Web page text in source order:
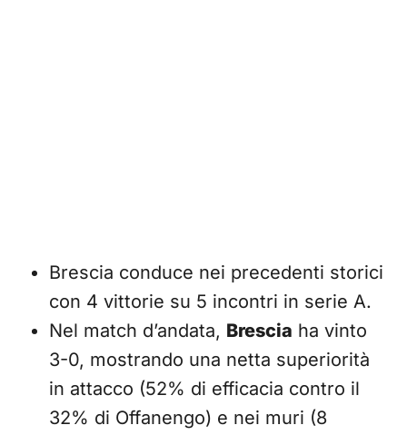
Brescia conduce nei precedenti storici
con 4 vittorie su 5 incontri in serie A.
Nel match d’andata, Brescia ha vinto
3-0, mostrando una netta superiorità
in attacco (52% di efficacia contro il
32% di Offanengo) e nei muri (8